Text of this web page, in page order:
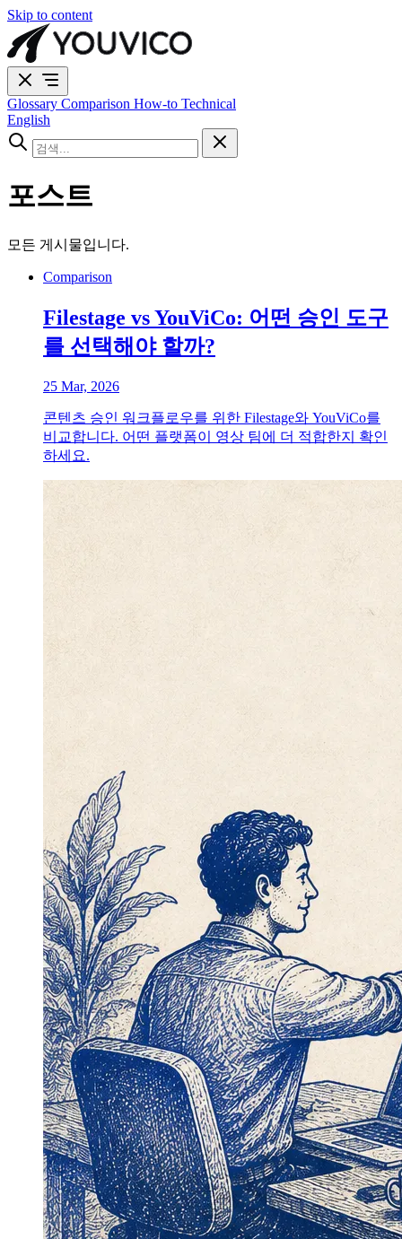
Skip to content
Glossary Comparison How-to Technical
English
포스트
모든 게시물입니다.
Comparison
Filestage vs YouViCo: 어떤 승인 도구
를 선택해야 할까?
25 Mar, 2026
콘텐츠 승인 워크플로우를 위한 Filestage와 YouViCo를
비교합니다. 어떤 플랫폼이 영상 팀에 더 적합한지 확인
하세요.